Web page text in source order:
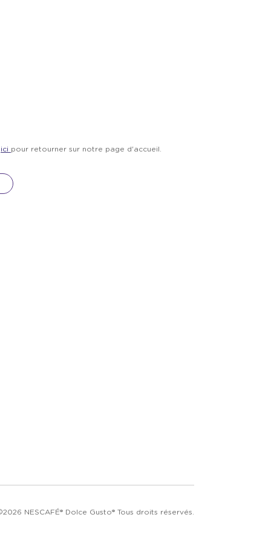
ici pour retourner sur notre page d'accueil.
NESCAFÉ® Dolce Gusto® Tous droits réservés.